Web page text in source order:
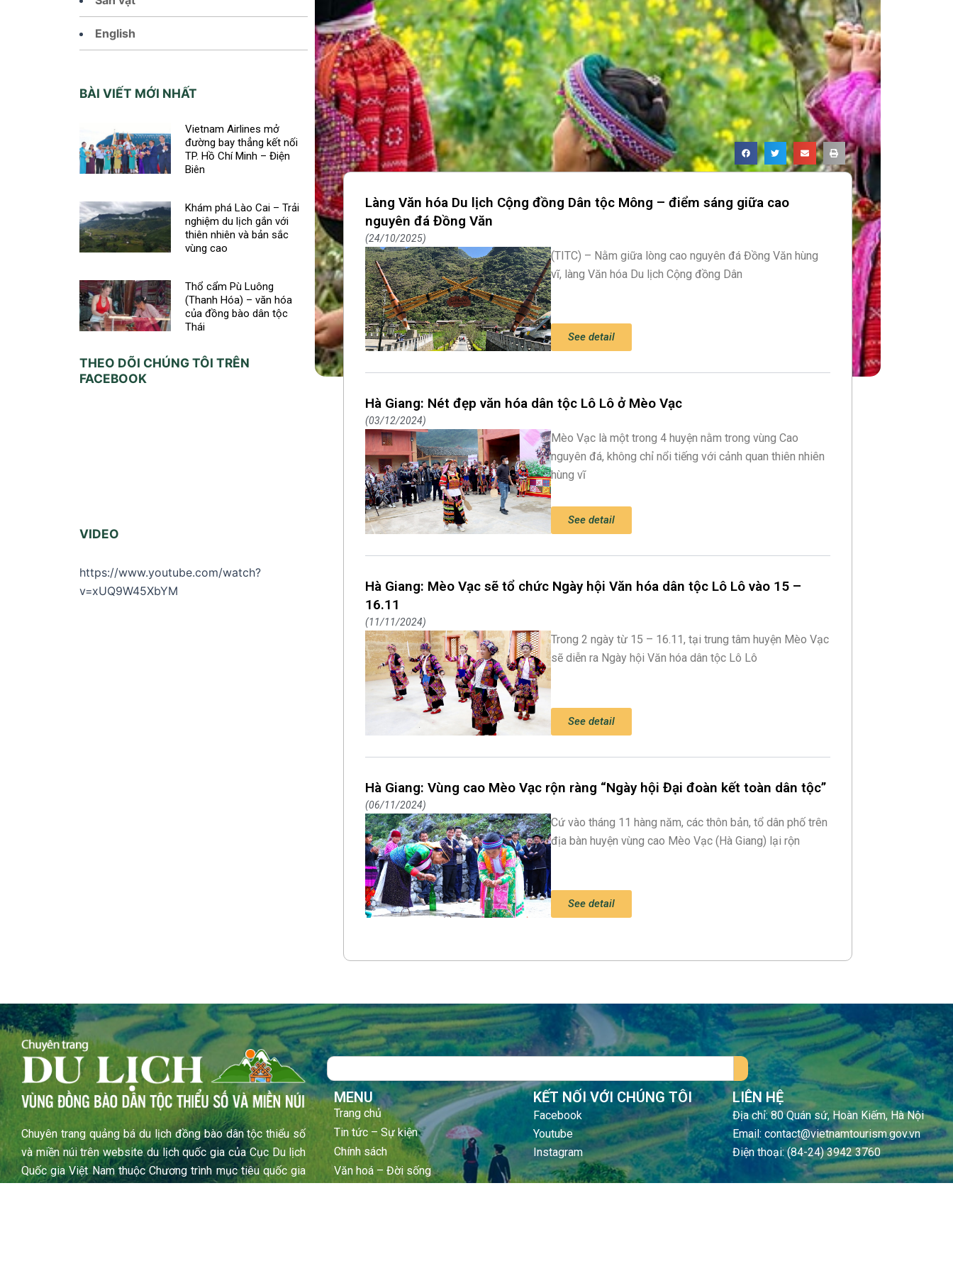
English
BÀI VIẾT MỚI NHẤT
Vietnam Airlines mở
đường bay thẳng kết nối
TP. Hồ Chí Minh – Điện
Biên
Khám phá Lào Cai – Trải
nghiệm du lịch gắn với
thiên nhiên và bản sắc
vùng cao
Thổ cẩm Pù Luông
(Thanh Hóa) – văn hóa
của đồng bào dân tộc
Thái
THEO DÕI CHÚNG TÔI TRÊN
FACEBOOK
VIDEO
https://www.youtube.com/watch?
v=xUQ9W45XbYM
Làng Văn hóa Du lịch Cộng đồng Dân tộc Mông – điểm sáng giữa cao
nguyên đá Đồng Văn
24/10/2025
(TITC) – Nằm giữa lòng cao nguyên đá Đồng Văn hùng
vĩ, làng Văn hóa Du lịch Cộng đồng Dân
See detail
Hà Giang: Nét đẹp văn hóa dân tộc Lô Lô ở Mèo Vạc
03/12/2024
Mèo Vạc là một trong 4 huyện nằm trong vùng Cao
nguyên đá, không chỉ nổi tiếng với cảnh quan thiên nhiên
hùng vĩ
See detail
Hà Giang: Mèo Vạc sẽ tổ chức Ngày hội Văn hóa dân tộc Lô Lô vào 15 –
16.11
11/11/2024
Trong 2 ngày từ 15 – 16.11, tại trung tâm huyện Mèo Vạc
sẽ diễn ra Ngày hội Văn hóa dân tộc Lô Lô
See detail
Hà Giang: Vùng cao Mèo Vạc rộn ràng “Ngày hội Đại đoàn kết toàn dân tộc”
06/11/2024
Cứ vào tháng 11 hàng năm, các thôn bản, tổ dân phố trên
địa bàn huyện vùng cao Mèo Vạc (Hà Giang) lại rộn
See detail
Chuyên trang quảng bá du lịch đồng bào dân tộc thiểu số
và miền núi trên website du lịch quốc gia của Cục Du lịch
Quốc gia Việt Nam thuộc Chương trình mục tiêu quốc gia
Search
MENU
Trang chủ
Tin tức – Sự kiện
Chính sách
Văn hoá – Đời sống
KẾT NỐI VỚI CHÚNG TÔI
Facebook
Youtube
Instagram
LIÊN HỆ
Địa chỉ: 80 Quán sứ, Hoàn Kiếm, Hà Nội
Email: contact@vietnamtourism.gov.vn
Điện thoại: (84-24) 3942 3760